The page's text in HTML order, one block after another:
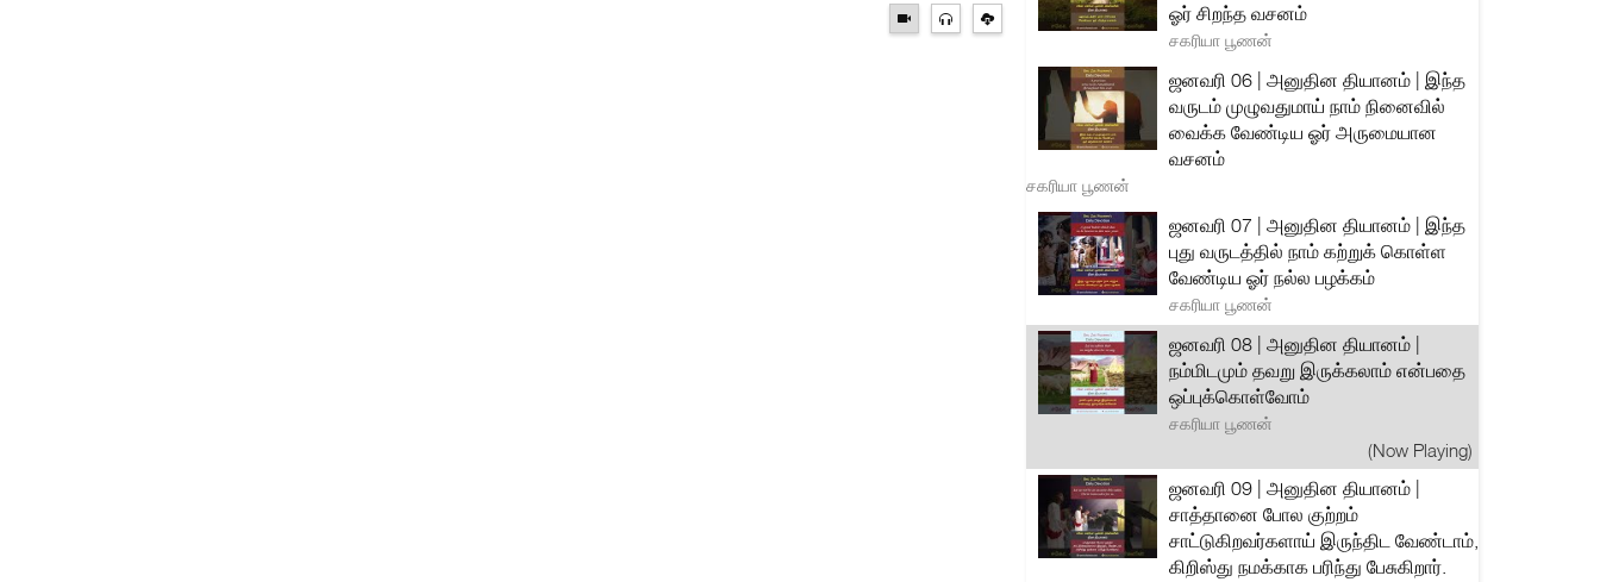
ஓர் சிறந்த வசனம்
சகரியா பூணன்
ஜனவரி 06 | அனுதின தியானம் | இந்த
வருடம் முழுவதுமாய் நாம் நினைவில்
வைக்க வேண்டிய ஓர் அருமையான
வசனம்
சகரியா பூணன்
ஜனவரி 07 | அனுதின தியானம் | இந்த
புது வருடத்தில் நாம் கற்றுக் கொள்ள
வேண்டிய ஓர் நல்ல பழக்கம்
சகரியா பூணன்
ஜனவரி 08 | அனுதின தியானம் |
நம்மிடமும் தவறு இருக்கலாம் என்பதை
ஒப்புக்கொள்வோம்
சகரியா பூணன்
(Now Playing)
ஜனவரி 09 | அனுதின தியானம் |
சாத்தானை போல குற்றம்
சாட்டுகிறவர்களாய் இருந்திட வேண்டாம்,
கிறிஸ்து நமக்காக பரிந்து பேசுகிறார்.